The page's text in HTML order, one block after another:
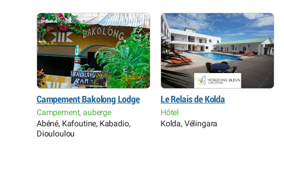
Campement Bakolong Lodge
Campement, auberge
Abéné, Kafoutine, Kabadio,
Diouloulou
Le Relais de Kolda
Hôtel
Kolda, Vélingara